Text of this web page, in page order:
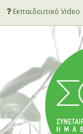
Εκπαιδευτικό Video